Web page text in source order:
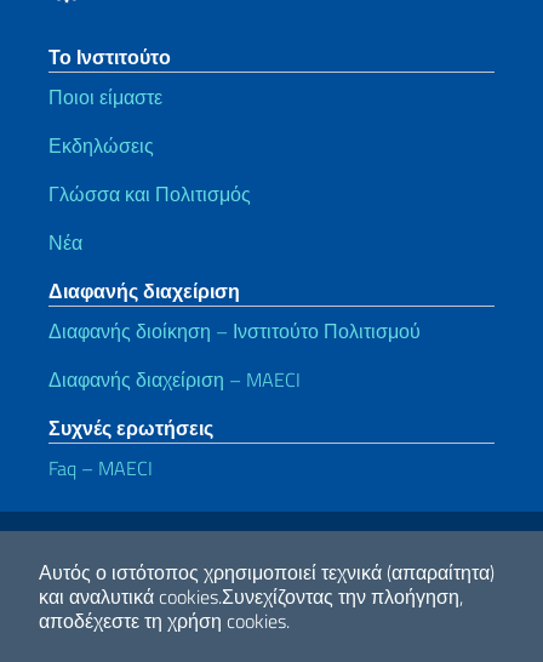
Αυτός ο ιστότοπος χρησιμοποιεί τεχνικά (απαραίτητα)
και αναλυτικά cookies.Συνεχίζοντας την πλοήγηση,
αποδέχεστε τη χρήση cookies.
Το Ινστιτούτο
Ποιοι είμαστε
Εκδηλώσεις
Γλώσσα και Πολιτισμός
Νέα
Διαφανής διαχείριση
Διαφανής διοίκηση – Ινστιτούτο Πολιτισμού
Διαφανής διαχείριση – MAECI
Συχνές ερωτήσεις
Faq – MAECI
Χρήσιμοι σύνδεσμοι